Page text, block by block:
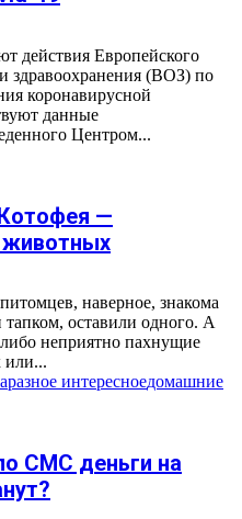
действия Европейского
здравоохранения (ВОЗ) по
коронавирусной
данные
Центром...
—
животных
наверное, знакома
оставили одного. А
неприятно пахнущие
или...
разное интересноедомашние
СМС деньги на